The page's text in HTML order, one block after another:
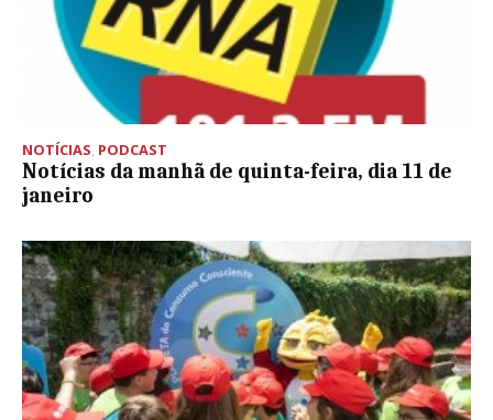
NOTÍCIAS, PODCAST
Notícias da manhã de quinta-feira, dia 11 de
janeiro